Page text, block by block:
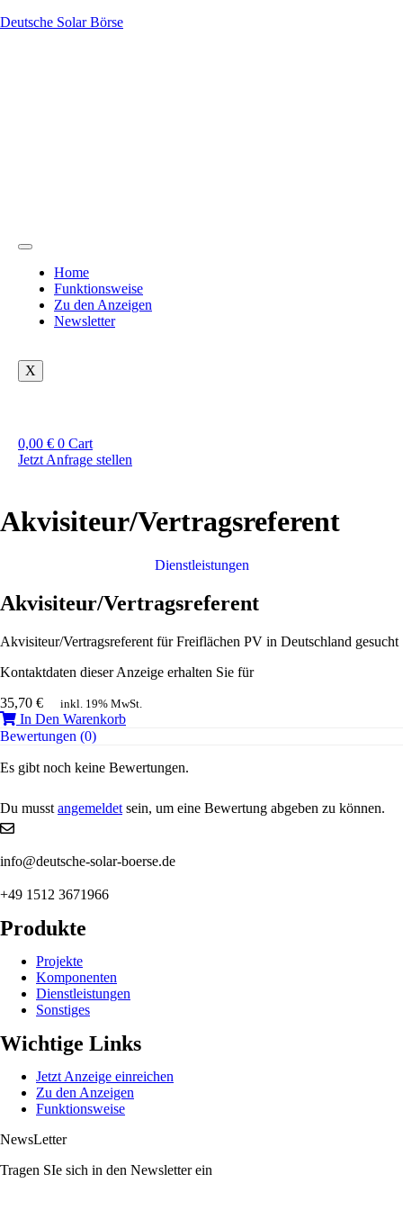
Deutsche Solar Börse
Home
Funktionsweise
Zu den Anzeigen
Newsletter
X
0,00 € 0 Cart
Jetzt Anfrage stellen
Akvisiteur/Vertragsreferent
Dienstleistungen
Akvisiteur/Vertragsreferent
Akvisiteur/Vertragsreferent für Freiflächen PV in Deutschland gesucht
Kontaktdaten dieser Anzeige erhalten Sie für
35,70 € inkl. 19% MwSt.
In Den Warenkorb
Bewertungen (0)
Es gibt noch keine Bewertungen.
Du musst angemeldet sein, um eine Bewertung abgeben zu können.
info@deutsche-solar-boerse.de
+49 1512 3671966
Produkte
Projekte
Komponenten
Dienstleistungen
Sonstiges
Wichtige Links
Jetzt Anzeige einreichen
Zu den Anzeigen
Funktionsweise
NewsLetter
Tragen SIe sich in den Newsletter ein